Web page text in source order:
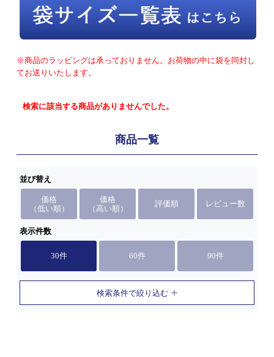
※商品のラッピングは承っておりません。お荷物の中に袋を同封し
てお送りいたします。
検索に該当する商品がありませんでした。
商品一覧
並び替え
価格
（低い順）
価格
（高い順）
評価順 レビュー数
表示件数
30件 60件 90件
検索条件で絞り込む